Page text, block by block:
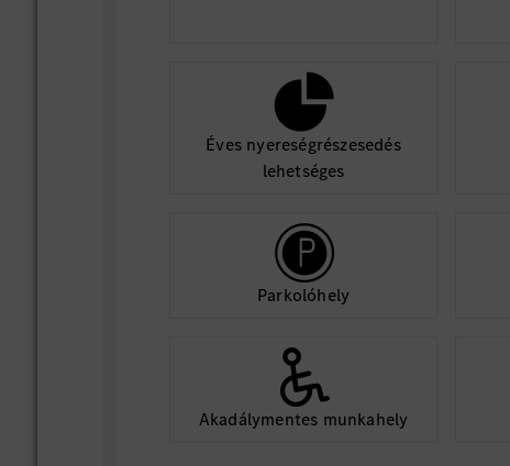
Éves nyereségrészesedés
lehetséges
Parkolóhely
Akadálymentes munkahely